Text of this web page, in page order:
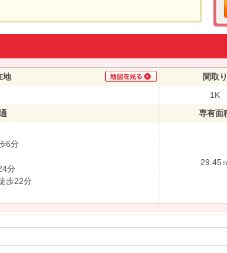
地 間取り
1K
専有面
6分
分
歩22分
29.45